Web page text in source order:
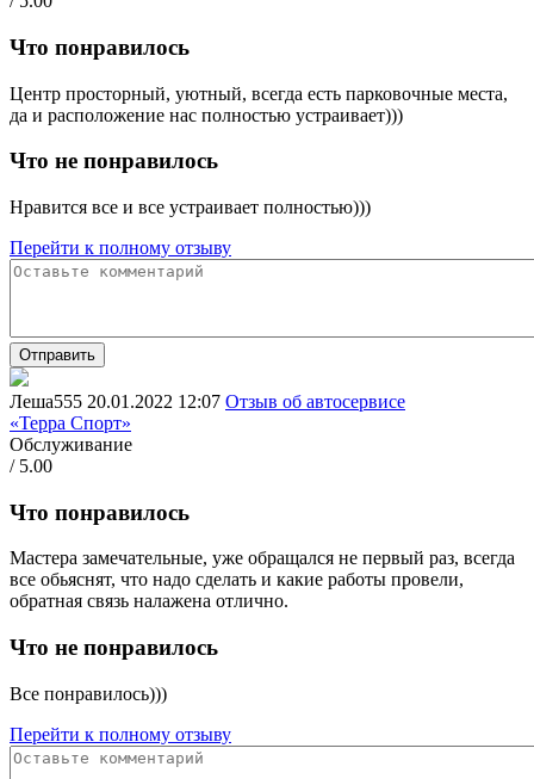
Что понравилось
Центр просторный, уютный, всегда есть парковочные места,
да и расположение нас полностью устраивает)))
Что не понравилось
Нравится все и все устраивает полностью)))
Перейти к полному отзыву
Отправить
Леша555 20.01.2022 12:07 Отзыв об автосервисе
«Терра Спорт»
Обслуживание
/ 5.00
Что понравилось
Мастера замечательные, уже обращался не первый раз, всегда
все обьяснят, что надо сделать и какие работы провели,
обратная связь налажена отлично.
Что не понравилось
Все понравилось)))
Перейти к полному отзыву